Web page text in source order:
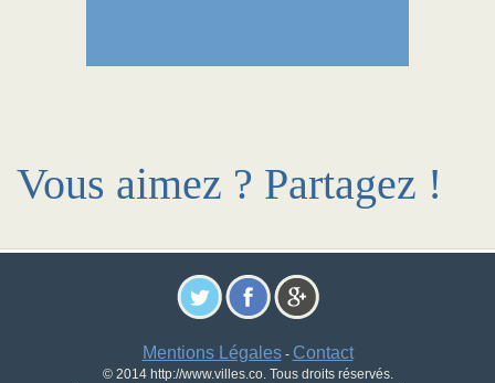
Vous aimez ? Partagez !
Mentions Légales- Contact
© 2014 http://www.villes.co. Tous droits réservés.